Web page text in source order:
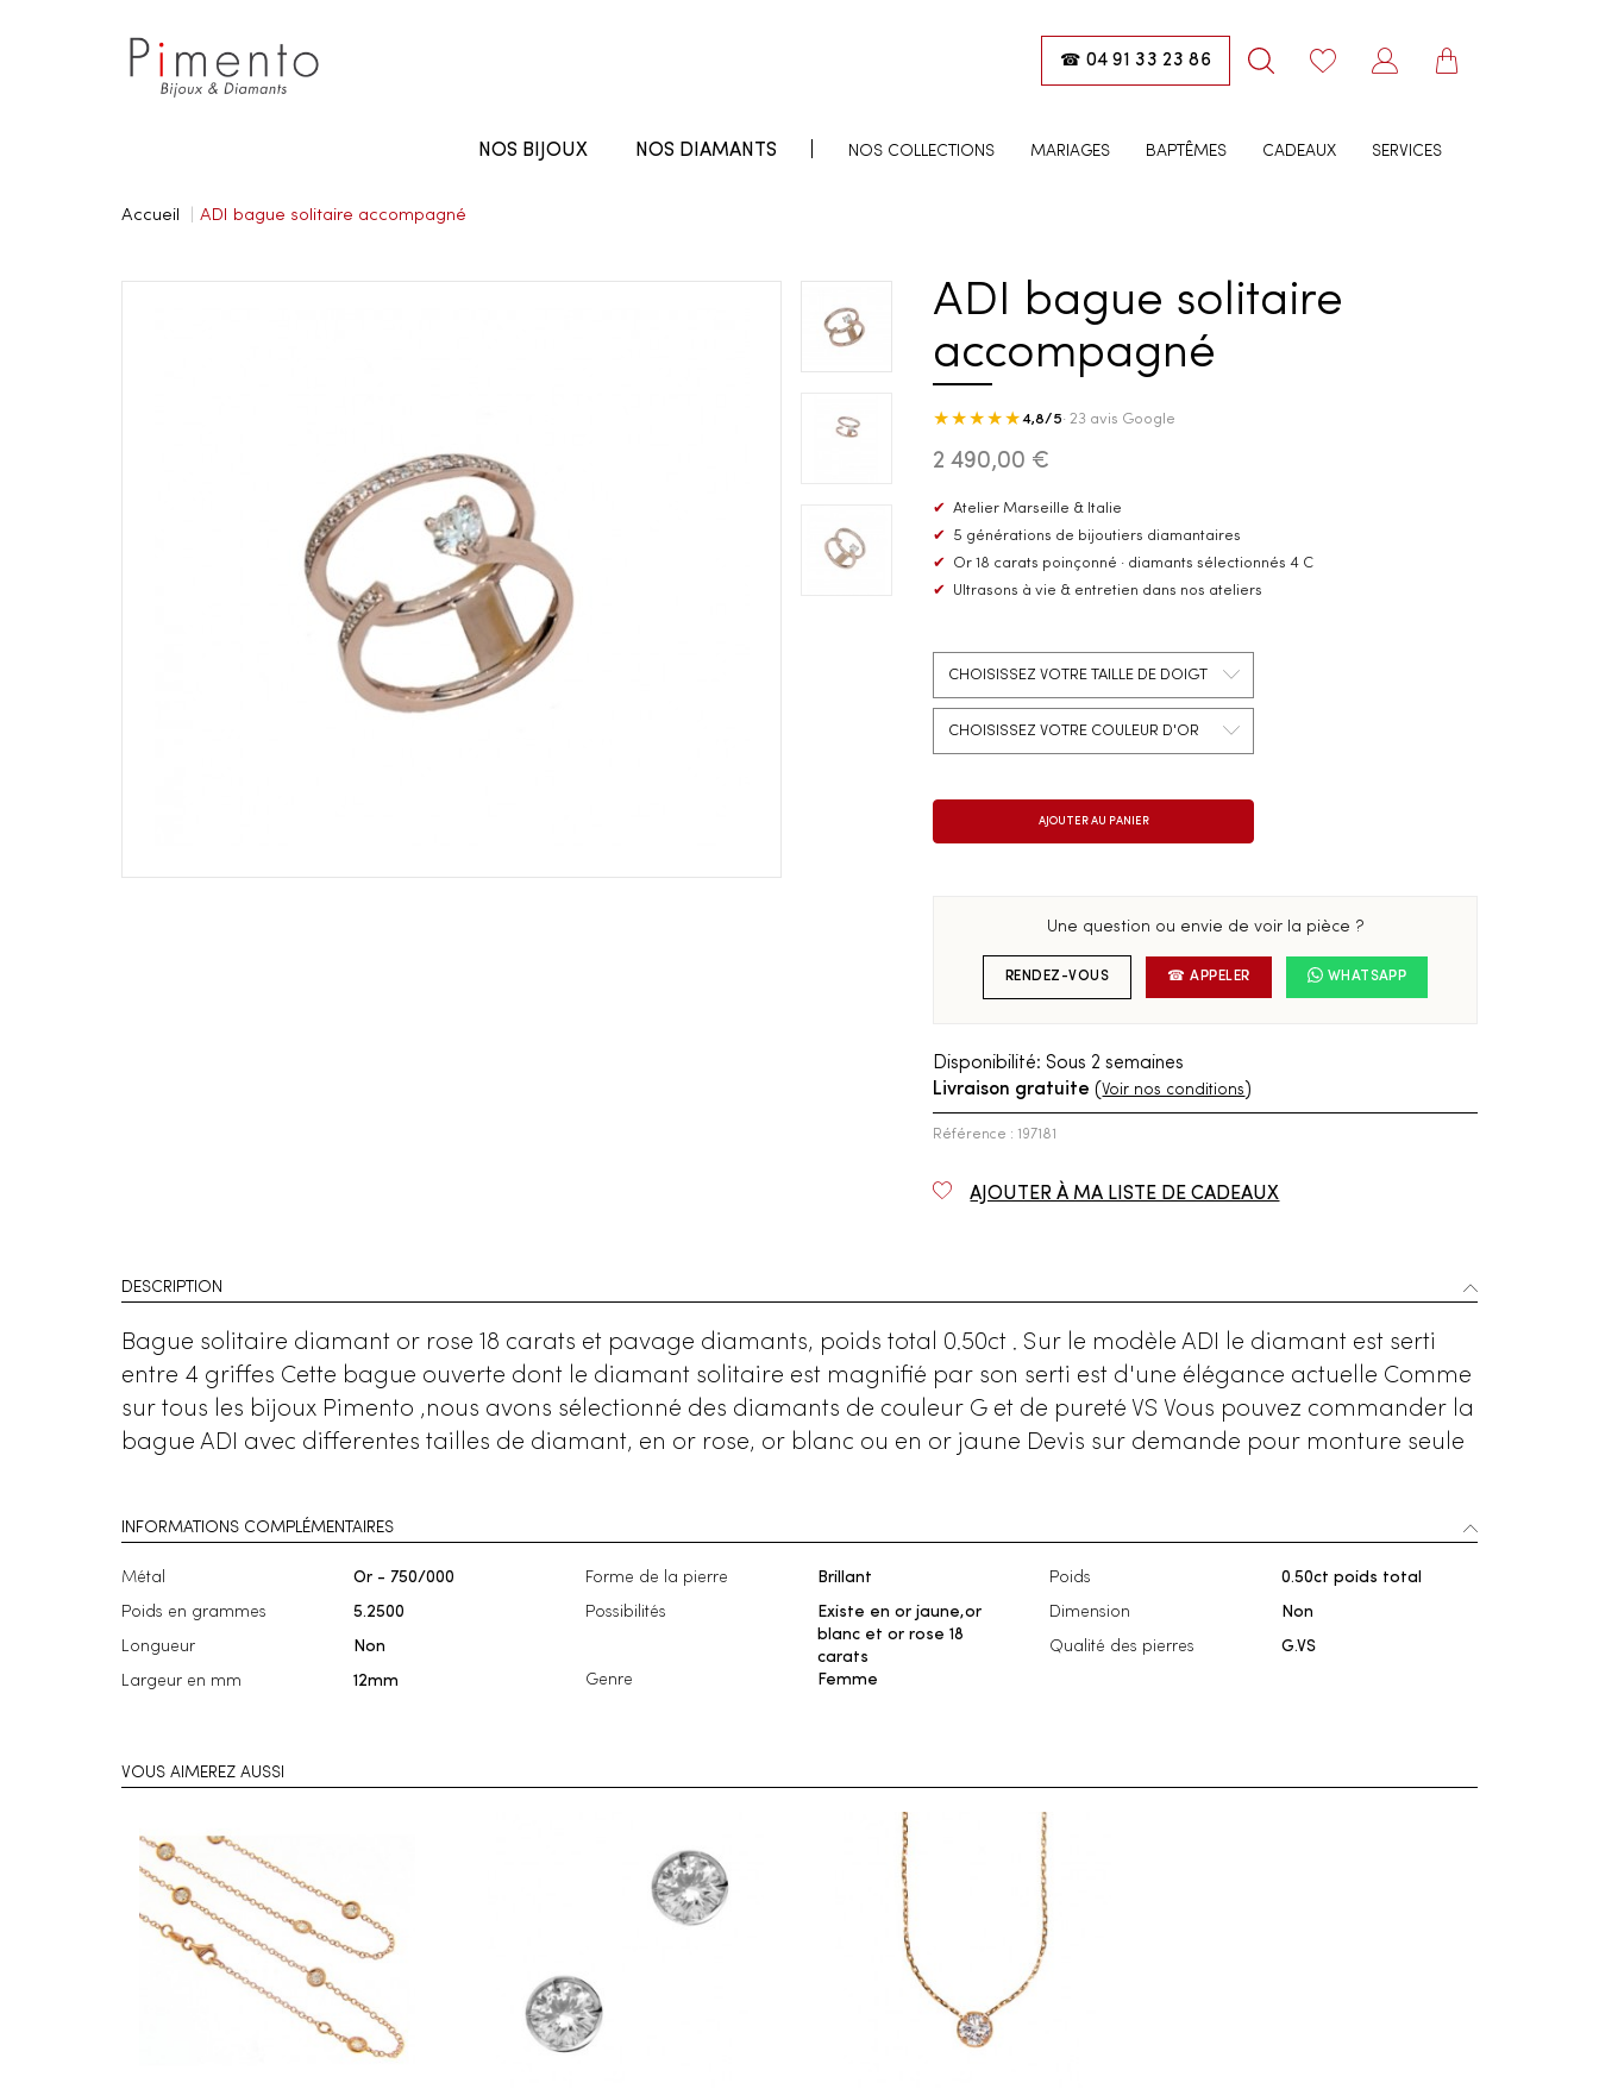
☎ 04 91 33 23 86
NOS BIJOUX NOS DIAMANTS NOS COLLECTIONS MARIAGES BAPTÊMES CADEAUX SERVICES
Accueil ADI bague solitaire accompagné
ADI bague solitaire
accompagné
★★★★★4,8/5· 23 avis Google
2 490,00 €
✔ Atelier Marseille & Italie
✔
5 générations de bijoutiers diamantaires
✔
Or 18 carats poinçonné · diamants sélectionnés 4 C
✔
Ultrasons à vie & entretien dans nos ateliers
Une question ou envie de voir la pièce ?
RENDEZ-VOUS ☎ APPELER WHATSAPP
Disponibilité: Sous 2 semaines
Livraison gratuite (Voir nos conditions )
Référence : 197181
AJOUTER À MA LISTE DE CADEAUX
DESCRIPTION
Bague solitaire diamant or rose 18 carats et pavage diamants, poids total 0.50ct . Sur le modèle ADI le diamant est serti
entre 4 griffes Cette bague ouverte dont le diamant solitaire est magnifié par son serti est d'une élégance actuelle Comme
sur tous les bijoux Pimento ,nous avons sélectionné des diamants de couleur G et de pureté VS Vous pouvez commander la
bague ADI avec differentes tailles de diamant, en or rose, or blanc ou en or jaune Devis sur demande pour monture seule
INFORMATIONS COMPLÉMENTAIRES
Métal Or - 750/000
Poids en grammes 5.2500
Longueur Non
Largeur en mm 12mm
Forme de la pierre Brillant
Possibilités
Existe en or jaune,or
blanc et or rose 18
carats
Genre
Femme
Poids 0.50ct poids total
Dimension Non
Qualité des pierres G.VS
VOUS AIMEREZ AUSSI